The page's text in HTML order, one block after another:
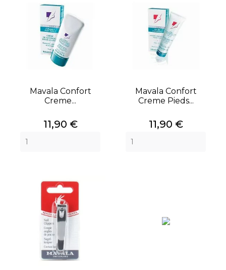
Mavala Confort
Creme...
Prix
11,90 €
Mavala Confort
Creme Pieds...
Prix
11,90 €